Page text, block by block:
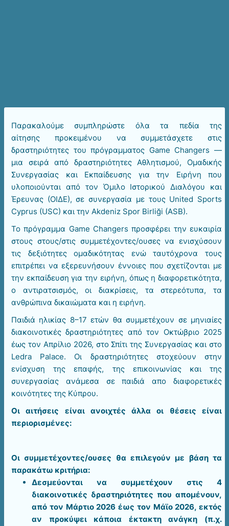
Παρακαλούμε συμπληρώστε όλα τα πεδία της
αίτησης προκειμένου να συμμετάσχετε στις
δραστηριότητες του πρόγραμματος Game Changers —
μια σειρά από δραστηριότητες Αθλητισμού, Ομαδικής
Συνεργασίας και Εκπαίδευσης για την Ειρήνη που
υλοποιούνται από τον Όμιλο Ιστορικού Διαλόγου και
Έρευνας (ΟΙΔΕ), σε συνεργασία με τους United Sports
Cyprus (USC) και την Akdeniz Spor Birliği (ASB).
Το πρόγραμμα Game Changers προσφέρει την ευκαιρία
στους στους/στις συμμετέχοντες/ουσες να ενισχύσουν
τις δεξιότητες ομαδικότητας ενώ ταυτόχρονα τους
επιτρέπει να εξερευνήσουν έννοιες που σχετίζονται με
την εκπαίδευση για την ειρήνη, όπως η διαφορετικότητα,
ο αντιρατσισμός, οι διακρίσεις, τα στερεότυπα, τα
ανθρώπινα δικαιώματα και η ειρήνη.
Παιδιά ηλικίας 8–17 ετών θα συμμετέχουν σε μηνιαίες
διακοινοτικές δραστηριότητες από τον Οκτώβριο 2025
έως τον Απρίλιο 2026, στο Σπίτι της Συνεργασίας και στο
Ledra Palace. Οι δραστηριότητες στοχεύουν στην
ενίσχυση της επαφής, της επικοινωνίας και της
συνεργασίας ανάμεσα σε παιδιά απο διαφορετικές
κοινότητες της Κύπρου.
Οι αιτήσεις είναι ανοιχτές άλλα οι θέσεις είναι
περιορισμένες:
Οι συμμετέχοντες/ουσες θα επιλεγούν με βάση τα
παρακάτω κριτήρια:
Δεσμεύονται να συμμετέχουν στις 4
διακοινοτικές δραστηριότητες που απομένουν,
από τον Μάρτιο 2026 έως τον Μάϊο 2026, εκτός
αν προκύψει κάποια έκτακτη ανάγκη (π.χ.